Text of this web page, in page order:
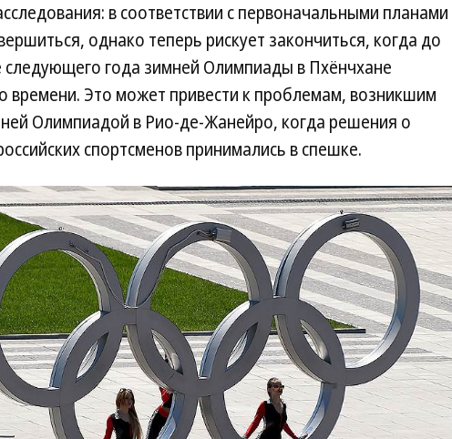
в соответствии с первоначальными планами
однако теперь рискует закончиться, когда до
года зимней Олимпиады в Пхёнчхане
времени. Это может привести к проблемам, возникшим
Олимпиадой в Рио-де-Жанейро, когда решения о
спортсменов принимались в спешке.